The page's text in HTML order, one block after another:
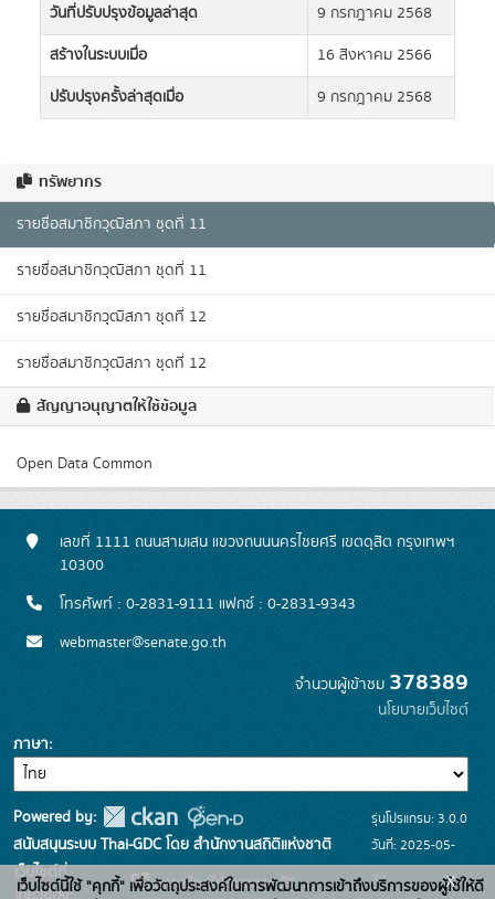
ทรัพยากร
รายชื่อสมาชิกวุฒิสภา ชุดที่ 11
รายชื่อสมาชิกวุฒิสภา ชุดที่ 11
รายชื่อสมาชิกวุฒิสภา ชุดที่ 12
รายชื่อสมาชิกวุฒิสภา ชุดที่ 12
สัญญาอนุญาตให้ใช้ข้อมูล
Open Data Common
วันที่ปรับปรุงข้อมูลล่าสุด
9 กรกฎาคม 2568
สร้างในระบบเมื่อ
16 สิงหาคม 2566
ปรับปรุงครั้งล่าสุดเมื่อ
9 กรกฎาคม 2568
เลขที่ 1111 ถนนสามเสน แขวงถนนนครไชยศรี เขตดุสิต กรุงเทพฯ
10300
โทรศัพท์ : 0-2831-9111 แฟกซ์ : 0-2831-9343
webmaster@senate.go.th
จำนวนผู้เข้าชม 378389
นโยบายเว็บไซต์
ภาษา
Powered by:
สนับสนุนระบบ Thai-GDC โดย สำนักงานสถิติแห่งชาติ
เว็บไซต์ที่
ระบบบัญชีข้อมูลภาครัฐ
รุ่นโปรแกรม: 3.0.0
วันที่: 2025-05-
30
เว็บไซต์นี้ใช้ "คุกกี้" เพื่อวัตถุประสงค์ในการพัฒนาการเข้าถึงบริการของผู้ใช้ให้ดี
x